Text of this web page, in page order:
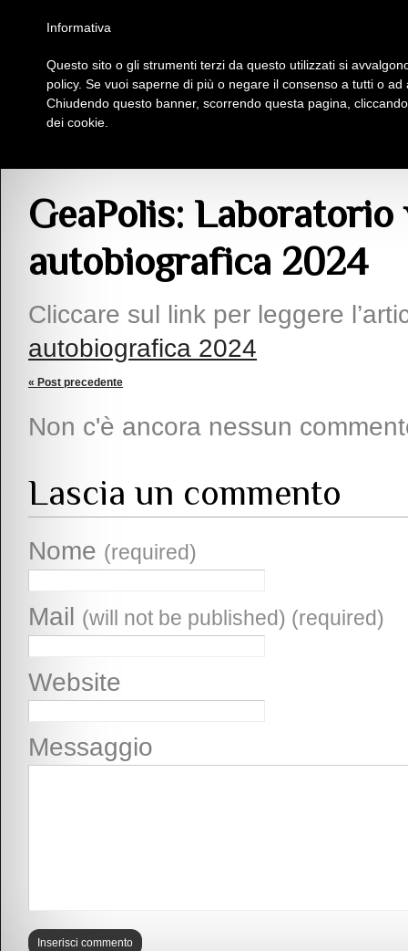
Insieme Per La Cultura
GeaPolis:
autobiografica 2024
Cliccare sul link per leggere
autobiografica 2024
« Post precedente
Non c'è ancora nessun
Lascia un commento
Nome (required)
Mail (will not be published) (required)
Website
Messaggio
Informativa
Questo sito o gli strumenti terzi da questo utilizzati si
policy. Se vuoi saperne di più o negare il consenso a tutti o
Chiudendo questo banner, scorrendo questa pagina,
dei cookie.